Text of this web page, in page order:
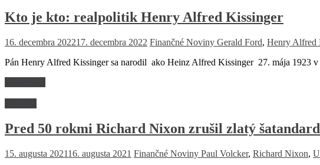
Kto je kto: realpolitik Henry Alfred Kissinger
16. decembra 202217. decembra 2022 Finančné Noviny Gerald Ford, Henry Alfred
Pán Henry Alfred Kissinger sa narodil ako Heinz Alfred Kissinger 27. mája 1923
Pred 50 rokmi Richard Nixon zrušil zlatý šatandard
15. augusta 202116. augusta 2021 Finančné Noviny Paul Volcker, Richard Nixon,